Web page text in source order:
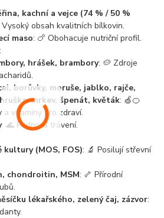
kachní a vejce (74 % / 50 %
Vysoký obsah kvalitních bílkovin.
maso: 🍗 Obohacuje nutriční profil.
:
hrášek, brambory: 🥔 Zdroje
borůvky, moruše, jablko, rajče,
mrkev, špenát, květák: 🍏🍊
a vitamíny pro zdraví.
: 🌊 Podpora trávení.
(MOS, FOS): 🔬 Posilují střevní
chondroitin, MSM: 🦴 Přírodní
lékařského, zelený čaj, zázvor: